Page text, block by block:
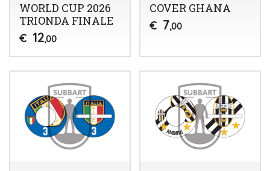
WORLD CUP 2026
TRIONDA FINALE
€ 12,00
COVER GHANA
€ 7,00